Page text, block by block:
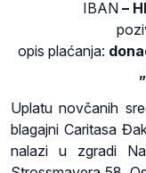
IBAN–
opis plaćanja:
Uplatu novčanih
blagajni Caritasa
nalazi u zgradi